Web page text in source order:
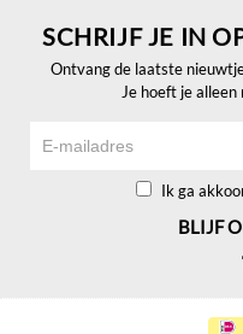
SCHRIJF JE IN
Ontvang de laatste
Je hoeft je
Ik ga
BLIJF